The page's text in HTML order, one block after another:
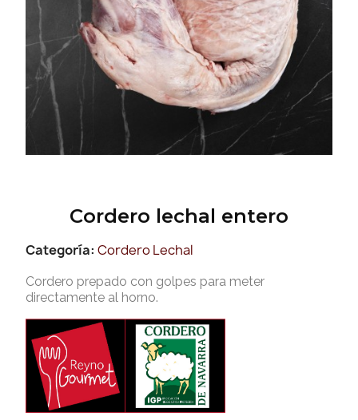
Cordero lechal entero
Categoría Cordero Lechal
Cordero prepado con golpes para meter
directamente al horno.